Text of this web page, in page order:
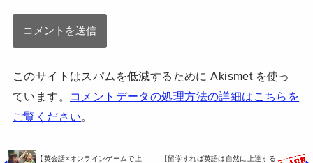
このサイトはスパムを低減するために Akismet を使っ
ています。
コメントデータの処理方法の詳細はこちらを
ご覧ください。
【英会話×オンラインゲームで上
【留学すれば英語は自然に上達する